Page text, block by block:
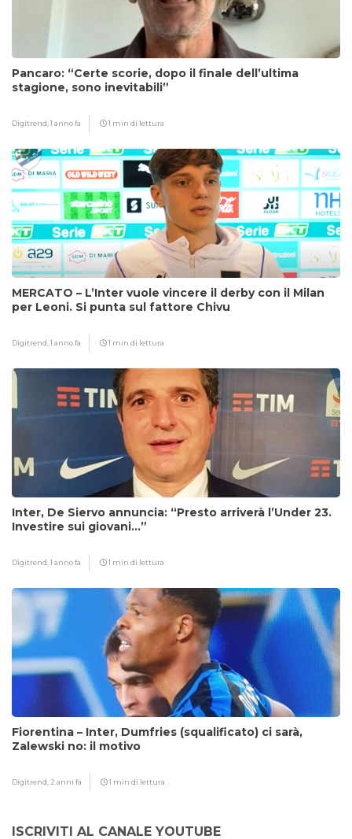
Pancaro: “Certe scorie, dopo il finale dell’ultima
stagione, sono inevitabili”
Digitrend,1 anno fa 1 min di lettura
MERCATO – L’Inter vuole vincere il derby con il Milan
per Leoni. Si punta sul fattore Chivu
Digitrend,1 anno fa 1 min di lettura
Inter, De Siervo annuncia: “Presto arriverà l’Under 23.
Investire sui giovani…”
Digitrend,1 anno fa 1 min di lettura
Fiorentina – Inter, Dumfries (squalificato) ci sarà,
Zalewski no: il motivo
Digitrend, 2 anni fa 1 min di lettura
ISCRIVITI AL CANALE YOUTUBE